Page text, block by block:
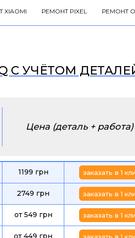
XIAOMI РЕМОНТ PIXEL РЕМОНТ
С УЧЁТОМ
Цена (деталь + работа)
1199 грн заказать в 1
2749 грн заказать в 1
от 549 грн заказать в 1
от 449 грн